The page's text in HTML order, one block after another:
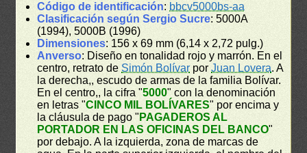
Código de identificación: bbcv5000bs-aa
Clasificación según Sergio Sucre: 5000A
(1994), 5000B (1996)
Dimensiones: 156 x 69 mm (6,14 x 2,72 pulg.)
Anverso: Diseño en tonalidad rojo y marrón. En el
centro, retrato deSimón Bolívar porJuan Lovera. A
la derecha,, escudo de armas de la familia Bolívar.
En el centro,, la cifra "5000" con la denominación
en letras "CINCO MIL BOLÍVARES" por encima y
la cláusula de pago " PAGADEROS AL
PORTADOR EN LAS OFICINAS DEL BANCO"
por debajo. A la izquierda, zona de marcas de